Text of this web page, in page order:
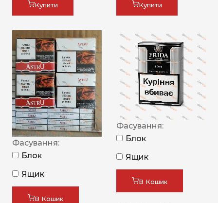
Купити Купити
Фасування:
Блок
Ящик
В Кошик
Фасування:
Блок
Ящик
В Кошик